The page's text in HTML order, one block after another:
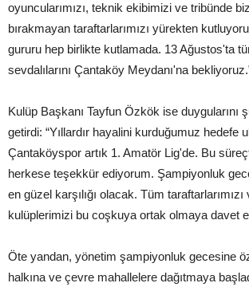
oyuncularımızı, teknik ekibimizi ve tribünde
bırakmayan taraftarlarımızı yürekten
gururu hep birlikte kutlamada. 13 Ağustos'ta
sevdalılarını Çantaköy Meydanı'na
Kulüp Başkanı Tayfun Özkök ise duygularını
getirdi: “Yıllardır hayalini kurduğumuz hedefe
Çantaköyspor artık 1. Amatör Lig'de. Bu
herkese teşekkür ediyorum. Şampiyonluk
en güzel karşılığı olacak. Tüm
kulüplerimizi bu coşkuya ortak olmaya davet
Öte yandan, yönetim şampiyonluk gecesine
halkına ve çevre mahallelere dağıtmaya